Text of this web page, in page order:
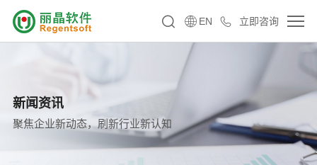
立即咨询
EN
新闻资讯
聚焦企业新动态，刷新行业新认知